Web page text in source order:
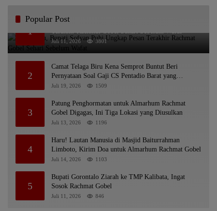
Popular Post
1
Bikin Haru, Bupati Sofyan Puhi Ungkap Pesan
Juli 11, 2026 3801
2
Camat Telaga Biru Kena Semprot Buntut Beri
Pernyataan Soal Gaji CS Pentadio Barat yang
Nunggak
Juli 19, 2026 1509
3
Patung Penghormatan untuk Almarhum Rachmat
Gobel Digagas, Ini Tiga Lokasi yang Diusulkan
Juli 13, 2026 1196
4
Haru! Lautan Manusia di Masjid Baiturrahman
Limboto, Kirim Doa untuk Almarhum Rachmat Gobel
Juli 14, 2026 1103
5
Bupati Gorontalo Ziarah ke TMP Kalibata, Ingat
Sosok Rachmat Gobel
Juli 11, 2026 846